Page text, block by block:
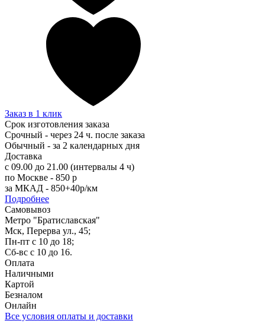
Заказ в 1 клик
Срок изготовления заказа
Срочный - через 24 ч. после заказа
Обычный - за 2 календарных дня
Доставка
с 09.00 до 21.00 (интервалы 4 ч)
по Москве - 850 р
за МКАД - 850+40р/км
Подробнее
Самовывоз
Метро "Братиславская"
Мск, Перерва ул., 45;
Пн-пт с 10 до 18;
Сб-вс с 10 до 16.
Оплата
Наличными
Картой
Безналом
Онлайн
Все условия оплаты и доставки